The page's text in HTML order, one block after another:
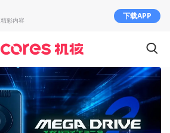
彩内容 下载APP